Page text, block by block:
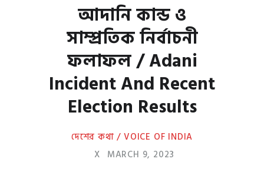
আদানি কান্ড ও
সাম্প্রতিক নির্বাচনী
ফলাফল / Adani
Incident And Recent
Election Results
দেশের কথা / VOICE OF INDIA
X MARCH 9, 2023